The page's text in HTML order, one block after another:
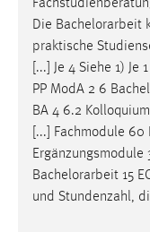
Die Bachelorarbeit
praktische
[...] Je 4 Siehe 1)
PP ModA 2 6
BA 4 6.2
[...] Fachmodule 60
Ergänzungsmodule
Bachelorarbeit 15
und Stundenzahl,